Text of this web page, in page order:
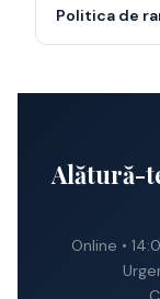
Politica de
Alătură-
Online •